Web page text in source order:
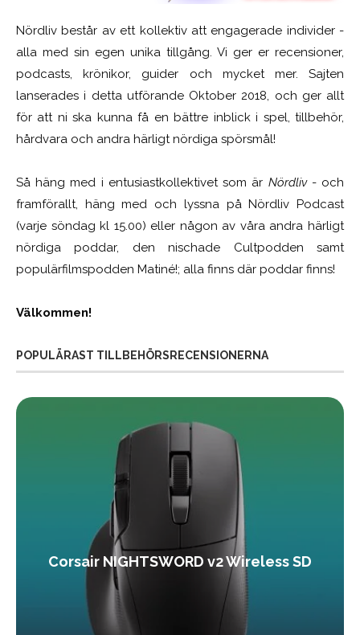
Nördliv består av ett kollektiv att engagerade individer -
alla med sin egen unika tillgång. Vi ger er recensioner,
podcasts, krönikor, guider och mycket mer. Sajten
lanserades i detta utförande Oktober 2018, och ger allt
för att ni ska kunna få en bättre inblick i spel, tillbehör,
hårdvara och andra härligt nördiga spörsmål!
Så häng med i entusiastkollektivet som är Nördliv- och
framförallt, häng med och lyssna på Nördliv Podcast
(varje söndag kl 15.00) eller någon av våra andra härligt
nördiga poddar, den nischade Cultpodden samt
populärfilmspodden Matiné!; alla finns där poddar finns!
Välkommen!
POPULÄRAST TILLBEHÖRSRECENSIONERNA
Corsair NIGHTSWORD v2 Wireless SD